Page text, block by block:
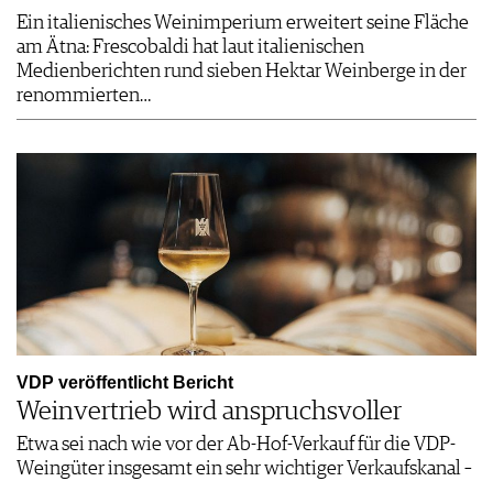
Ein italienisches Weinimperium erweitert seine Fläche
am Ätna: Frescobaldi hat laut italienischen
Medienberichten rund sieben Hektar Weinberge in der
renommierten…
VDP veröffentlicht Bericht
Weinvertrieb wird anspruchsvoller
Etwa sei nach wie vor der Ab-Hof-Verkauf für die VDP-
Weingüter insgesamt ein sehr wichtiger Verkaufskanal –